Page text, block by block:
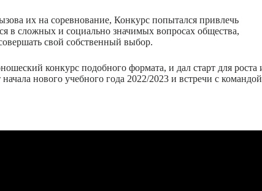
их на соревнование, Конкурс попытался привлечь
в сложных и социально значимых вопросах общества,
свой собственный выбор.
конкурс подобного формата, и дал старт для роста
нового учебного года 2022/2023 и встречи с командой